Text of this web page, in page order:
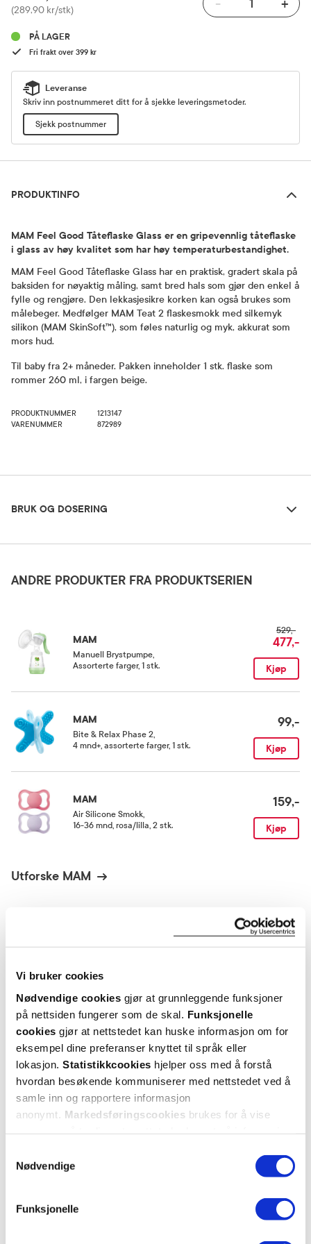
Vi bruker cookies
Nødvendige cookies gjør at grunnleggende funksjoner
på nettsiden fungerer som de skal. Funksjonelle
cookies gjør at nettstedet kan huske informasjon om for
eksempel dine preferanser knyttet til språk eller
lokasjon. Statistikkcookies hjelper oss med å forstå
hvordan besøkende kommuniserer med nettstedet ved å
samle inn og rapportere informasjon
anonymt. Markedsføringscookies brukes for å vise
Nødvendige
Funksjonelle
Pris
(289,90 kr/stk) - +
PÅ LAGER
Fri frakt over 399 kr
Leveranse
Skriv inn postnummeret ditt for å sjekke leveringsmetoder.
Sjekk postnummer
PRODUKTINFO
MAM Feel Good Tåteflaske Glass er en gripevennlig tåteflaske
i glass av høy kvalitet som har høy temperaturbestandighet.
MAM Feel Good Tåteflaske Glass har en praktisk, gradert skala på
baksiden for nøyaktig måling, samt bred hals som gjør den enkel å
fylle og rengjøre. Den lekkasjesikre korken kan også brukes som
målebeger. Medfølger MAM Teat 2 flaskesmokk med silkemyk
silikon (MAM SkinSoft™), som føles naturlig og myk, akkurat som
mors hud.
Til baby fra 2+ måneder. Pakken inneholder 1 stk. flaske som
rommer 260 ml, i fargen beige.
PRODUKTNUMMER
1213147
VARENUMMER
872989
BRUK OG DOSERING
Rom (15-25 grader)
ANDRE PRODUKTER FRA PRODUKTSERIEN
MAM
Manuell Brystpumpe
Assorterte farger, 1 stk.
529,-
477,-
Kjøp
MAM
Bite & Relax Phase 2
4 mnd+, assorterte farger, 1 stk.
99,-
Kjøp
MAM
Air Silicone Smokk
16-36 mnd, rosa/lilla, 2 stk.
159,-
Kjøp
Utforske MAM
MAM
Assorterte farger, 1 stk.
477,-
MAM
Tåteflaske,